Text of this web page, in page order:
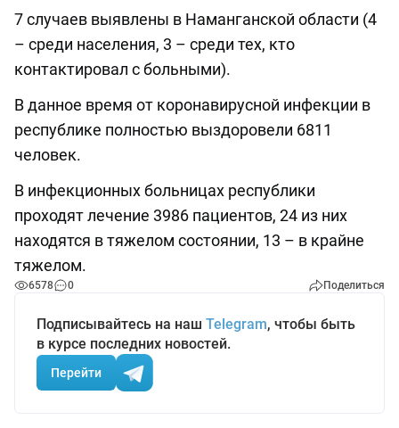
7 случаев выявлены в Наманганской области (4
– среди населения, 3 – среди тех, кто
контактировал с больными).
В данное время от коронавирусной инфекции в
республике полностью выздоровели 6811
человек.
В инфекционных больницах республики
проходят лечение 3986 пациентов, 24 из них
находятся в тяжелом состоянии, 13 – в крайне
тяжелом.
6578 0 Поделиться
Подписывайтесь на наш Telegram, чтобы быть
в курсе последних новостей.
Перейти